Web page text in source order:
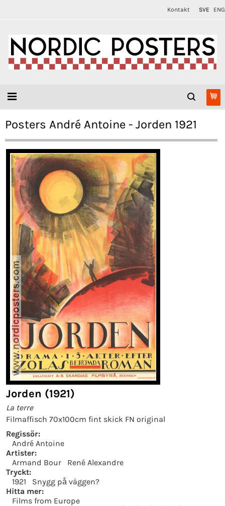
Kontakt SVE ENG
Posters André Antoine - Jorden 1921
Jorden (1921)
La terre
Filmaffisch 70x100cm fint skick FN original
Regissör:
André Antoine
Artister:
Armand Bour
René Alexandre
Tryckt:
1921
Snygg på väggen?
Hitta mer:
Films from Europe